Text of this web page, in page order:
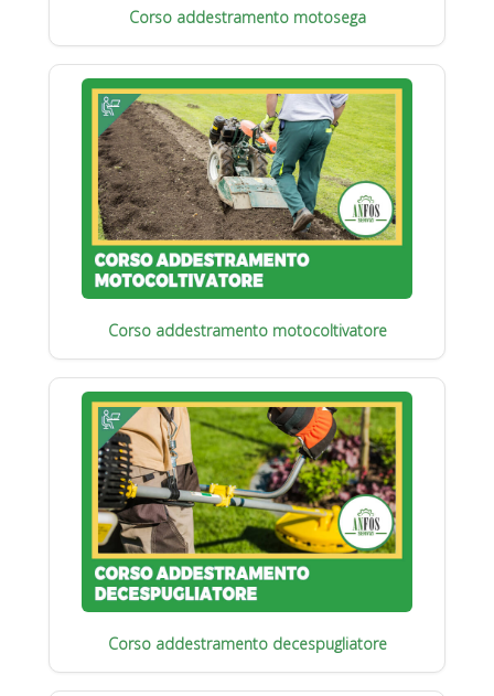
Corso addestramento motosega
Corso addestramento motocoltivatore
Corso addestramento decespugliatore